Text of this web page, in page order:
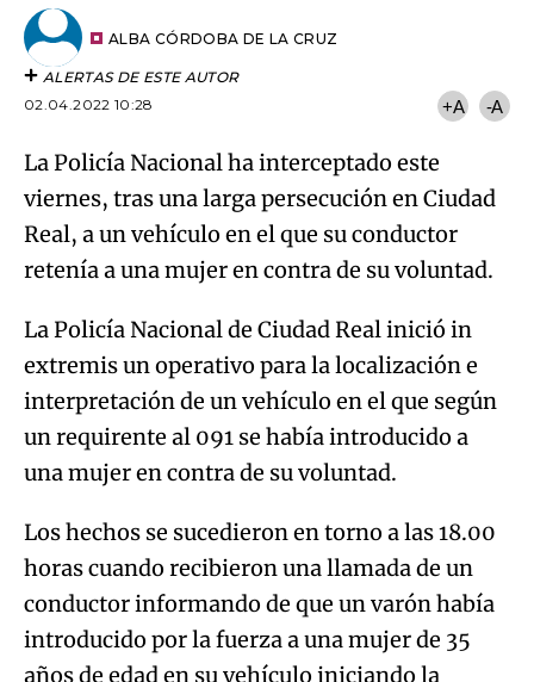
ALBA CÓRDOBA DE LA CRUZ
ALERTAS DE ESTE AUTOR
02.04.2022 10:28
+A -A
La Policía Nacional ha interceptado este
viernes, tras una larga persecución en Ciudad
Real, a un vehículo en el que su conductor
retenía a una mujer en contra de su voluntad.
La Policía Nacional de Ciudad Real inició in
extremis un operativo para la localización e
interpretación de un vehículo en el que según
un requirente al 091 se había introducido a
una mujer en contra de su voluntad.
Los hechos se sucedieron en torno a las 18.00
horas cuando recibieron una llamada de un
conductor informando de que un varón había
introducido por la fuerza a una mujer de 35
años de edad en su vehículo iniciando la